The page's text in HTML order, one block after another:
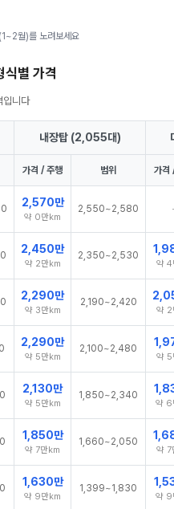
월)를 노려보세요
별 가격
입니다
내장탑 (2,055대)
가격 / 주행 범위 가격
2,570만
약 0만km
2,550~2,580
2,450만
약 2만km
2,350~2,530
약 4
2,290만
약 3만km
2,190~2,420
약 2
2,290만
약 5만km
2,100~2,480
약 5
2,130만
약 5만km
1,850~2,340
약 6
1,850만
약 7만km
1,660~2,050
약 7
1,630만
약 9만km
1,399~1,830
약 9